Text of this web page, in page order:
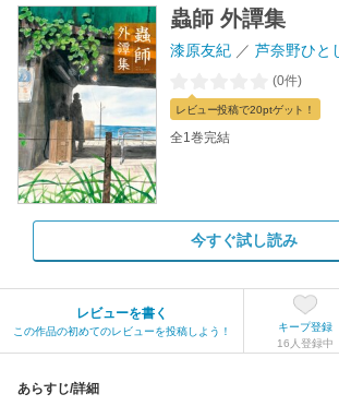
蟲師 外譚集
漆原友紀 芦奈野ひと
(0件)
レビュー投稿で20ptゲット！
全1巻完結
今すぐ試し読み
レビューを書く
この作品の初めてのレビューを投稿しよう！
キープ登録
16人登録中
あらすじ/詳細